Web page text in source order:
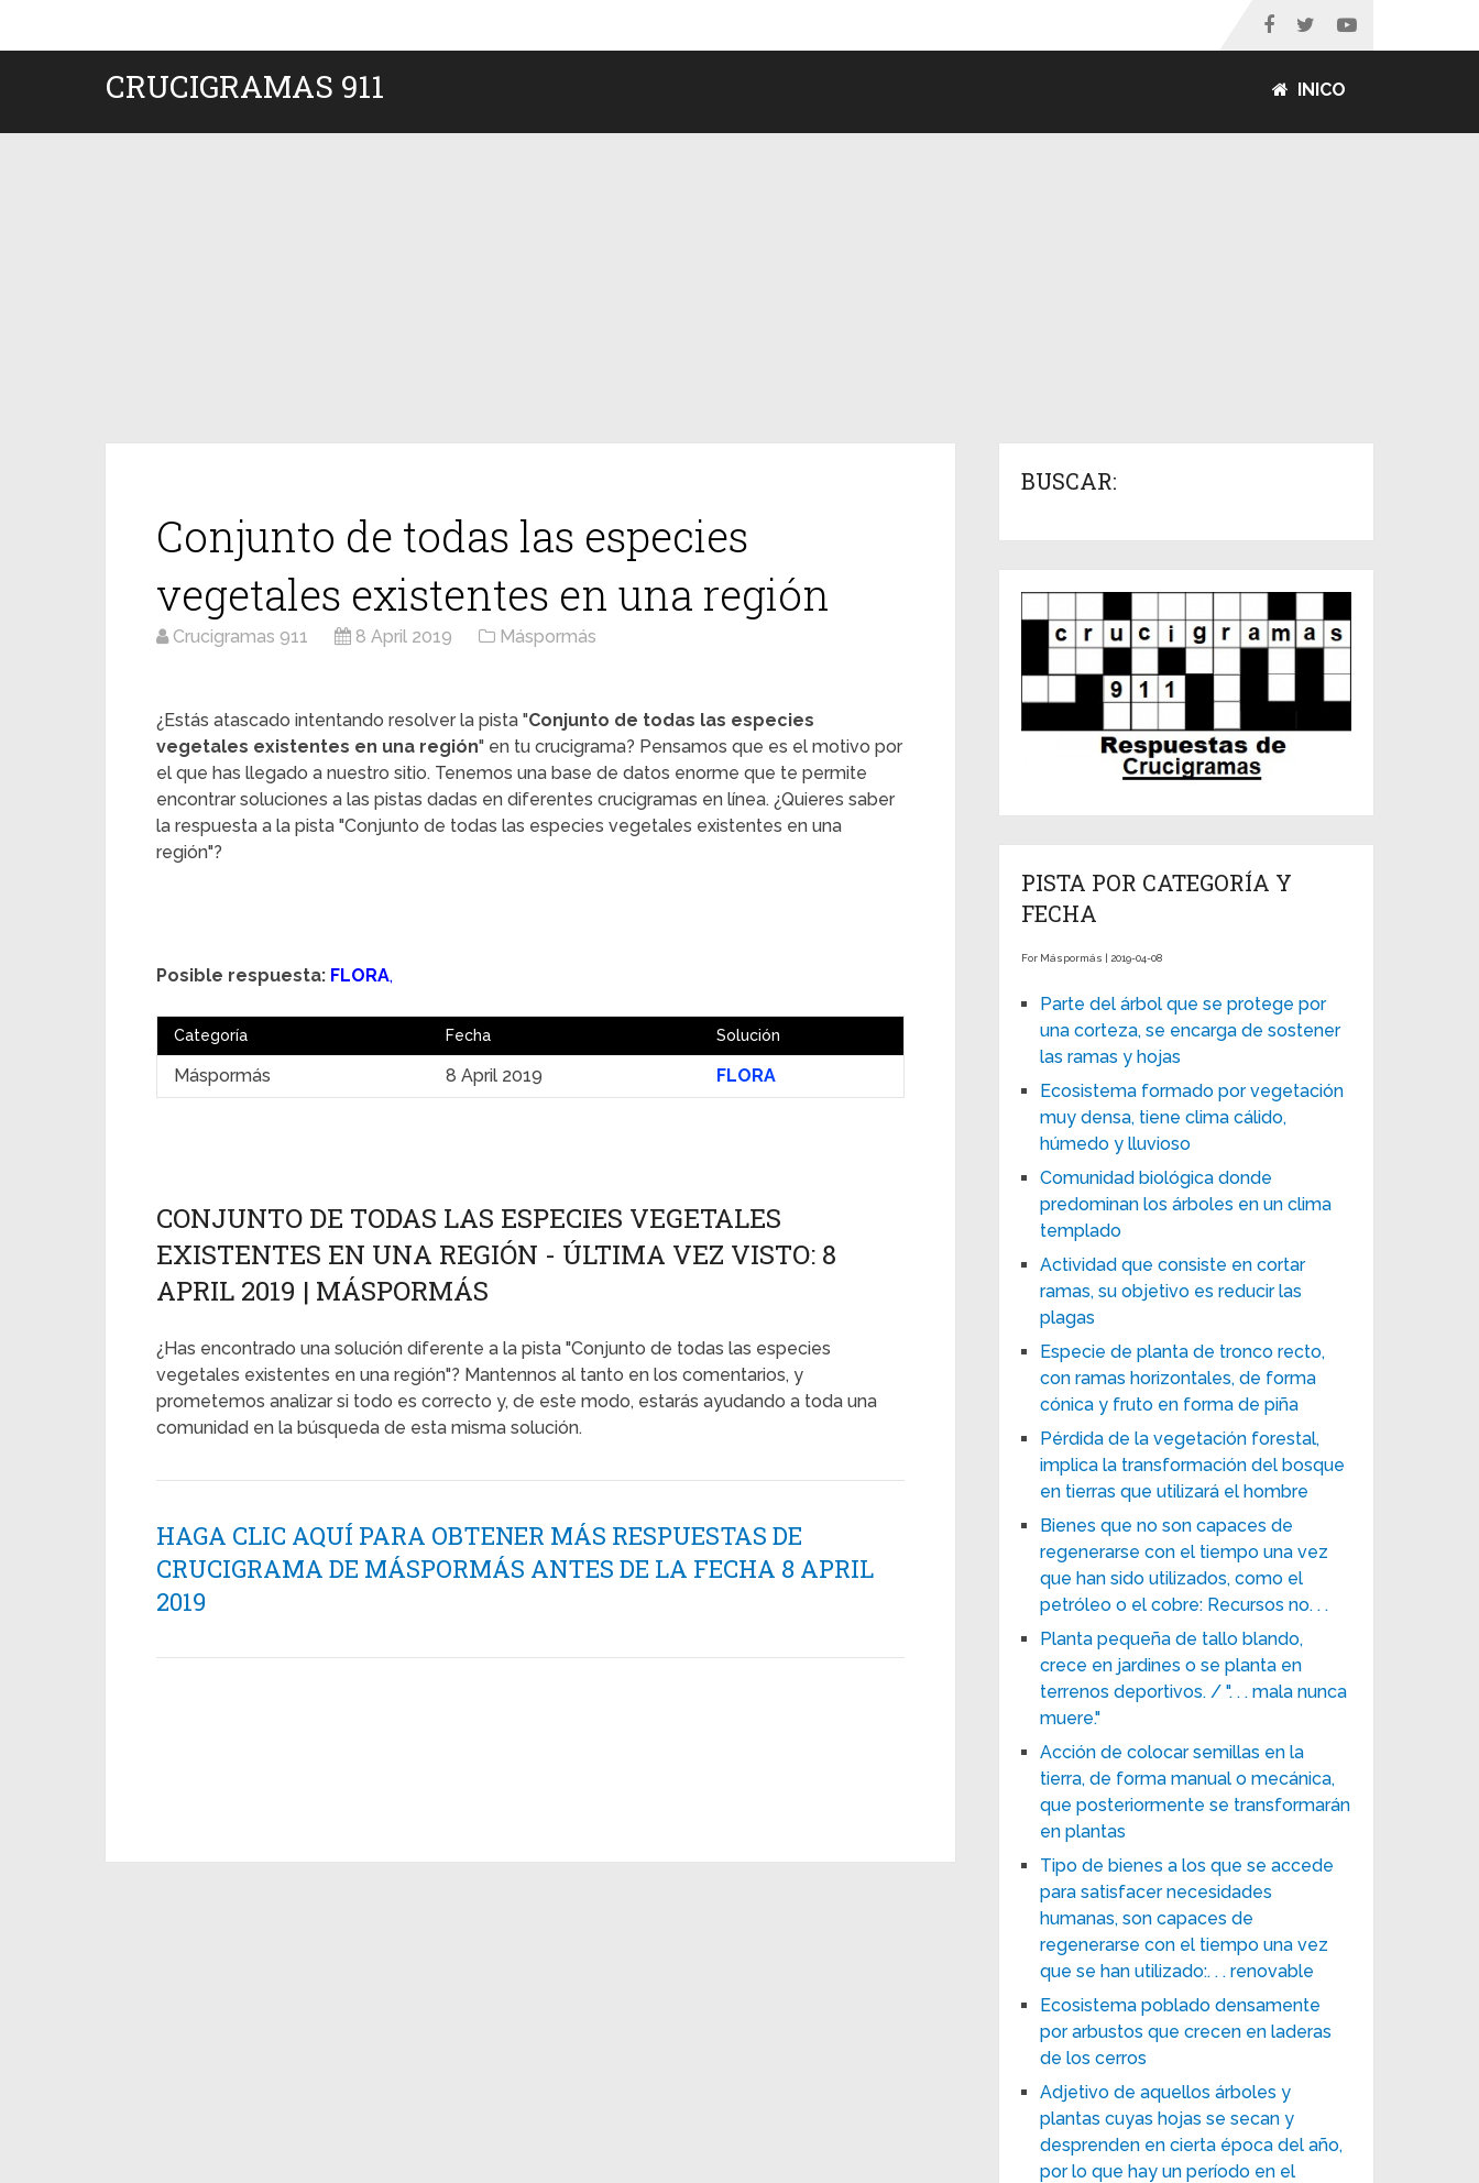
CRUCIGRAMAS 911 INICO
Conjunto de todas las especies
vegetales existentes en una región
Crucigramas 911 8 April 2019 Máspormás
¿Estás atascado intentando resolver la pista "Conjunto de todas las especies
vegetales existentes en una región" en tu crucigrama? Pensamos que es el motivo por
el que has llegado a nuestro sitio. Tenemos una base de datos enorme que te permite
encontrar soluciones a las pistas dadas en diferentes crucigramas en línea. ¿Quieres saber
la respuesta a la pista "Conjunto de todas las especies vegetales existentes en una
región"?
Posible respuesta: FLORA,
Categoría Fecha Solución
Máspormás 8 April 2019 FLORA
CONJUNTO DE TODAS LAS ESPECIES VEGETALES
EXISTENTES EN UNA REGIÓN - ÚLTIMA VEZ VISTO: 8
APRIL 2019 | MÁSPORMÁS
¿Has encontrado una solución diferente a la pista "Conjunto de todas las especies
vegetales existentes en una región"? Mantennos al tanto en los comentarios, y
prometemos analizar si todo es correcto y, de este modo, estarás ayudando a toda una
comunidad en la búsqueda de esta misma solución.
HAGA CLIC AQUÍ PARA OBTENER MÁS RESPUESTAS DE
CRUCIGRAMA DE MÁSPORMÁS ANTES DE LA FECHA 8 APRIL
2019
BUSCAR:
PISTA POR CATEGORÍA Y
FECHA
For Máspormás | 2019-04-08
Parte del árbol que se protege por
una corteza, se encarga de sostener
las ramas y hojas
Ecosistema formado por vegetación
muy densa, tiene clima cálido,
húmedo y lluvioso
Comunidad biológica donde
predominan los árboles en un clima
templado
Actividad que consiste en cortar
ramas, su objetivo es reducir las
plagas
Especie de planta de tronco recto,
con ramas horizontales, de forma
cónica y fruto en forma de piña
Pérdida de la vegetación forestal,
implica la transformación del bosque
en tierras que utilizará el hombre
Bienes que no son capaces de
regenerarse con el tiempo una vez
que han sido utilizados, como el
petróleo o el cobre: Recursos no. . .
Planta pequeña de tallo blando,
crece en jardines o se planta en
terrenos deportivos. / ". . . mala nunca
muere."
Acción de colocar semillas en la
tierra, de forma manual o mecánica,
que posteriormente se transformarán
en plantas
Tipo de bienes a los que se accede
para satisfacer necesidades
humanas, son capaces de
regenerarse con el tiempo una vez
que se han utilizado:. . . renovable
Ecosistema poblado densamente
por arbustos que crecen en laderas
de los cerros
Adjetivo de aquellos árboles y
plantas cuyas hojas se secan y
desprenden en cierta época del año,
por lo que hay un período en el